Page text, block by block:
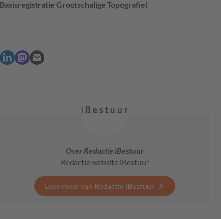
Basisregistratie Grootschalige Topografie)
Over Redactie iBestuur
Redactie website iBestuur
Lees meer van Redactie iBestuur